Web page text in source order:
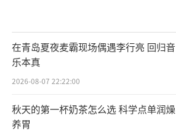
在青岛夏夜麦霸现场偶遇李行亮 回归音
乐本真
2026-08-07 22:22:00
秋天的第一杯奶茶怎么选 科学点单润燥
养胃